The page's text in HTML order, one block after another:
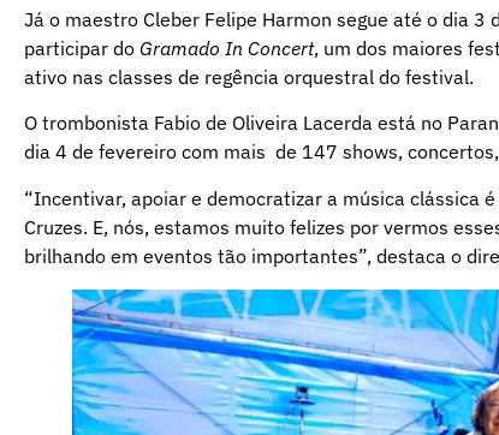
Já o maestro Cleber Felipe Harmon segue até o dia 3
participar do Gramado In Concert, um dos maiores
ativo nas classes de regência orquestral do festival.
O trombonista Fabio de Oliveira Lacerda está no
dia 4 de fevereiro com mais de 147 shows,
“Incentivar, apoiar e democratizar a música clássica
Cruzes. E, nós, estamos muito felizes por vermos
brilhando em eventos tão importantes”, destaca o